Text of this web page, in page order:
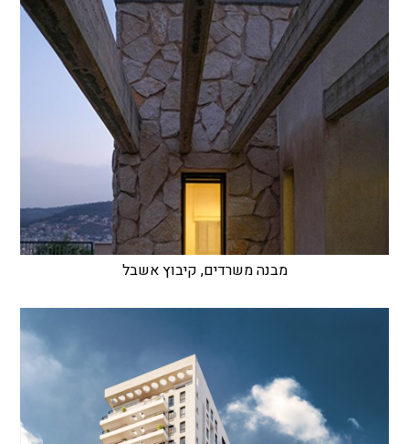
מבנה משרדים, קיבוץ אשבל